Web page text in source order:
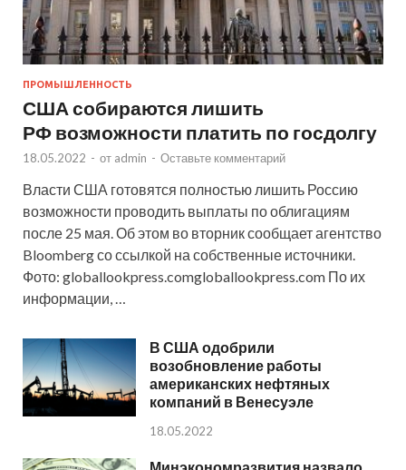
ПРОМЫШЛЕННОСТЬ
США собираются лишить
РФ возможности платить по госдолгу
18.05.2022 - от admin - Оставьте комментарий
Власти США готовятся полностью лишить Россию
возможности проводить выплаты по облигациям
после 25 мая. Об этом во вторник сообщает агентство
Bloomberg со ссылкой на собственные источники.
Фото: globallookpress.comgloballookpress.com По их
информации, …
В США одобрили
возобновление работы
американских нефтяных
компаний в Венесуэле
18.05.2022
Минэкономразвития назвало